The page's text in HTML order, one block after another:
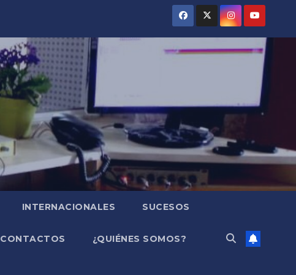
INTERNACIONALES SUCESOS
CONTACTOS ¿QUIÉNES SOMOS?